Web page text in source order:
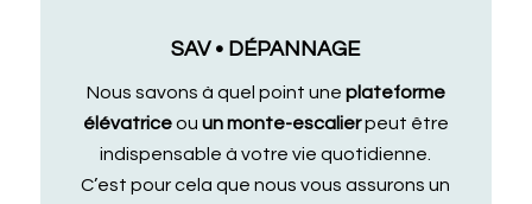
SAV • DÉPANNAGE
Nous savons à quel point une plateforme
élévatriceou un monte-escalierpeut être
indispensable à votre vie quotidienne.
C’est pour cela que nous vous assurons un